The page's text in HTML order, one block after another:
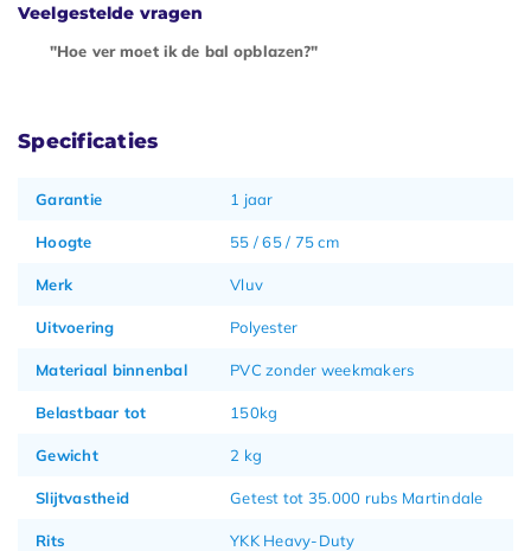
Veelgestelde vragen
"Hoe ver moet ik de bal opblazen?"
Specificaties
Garantie 1 jaar
Hoogte 55 / 65 / 75 cm
Merk Vluv
Uitvoering Polyester
Materiaal binnenbal PVC zonder weekmakers
Belastbaar tot 150kg
Gewicht 2 kg
Slijtvastheid Getest tot 35.000 rubs Martindale
Rits YKK Heavy-Duty